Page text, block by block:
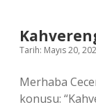
Tarih: Mayıs 20,
Merhaba
konusu: